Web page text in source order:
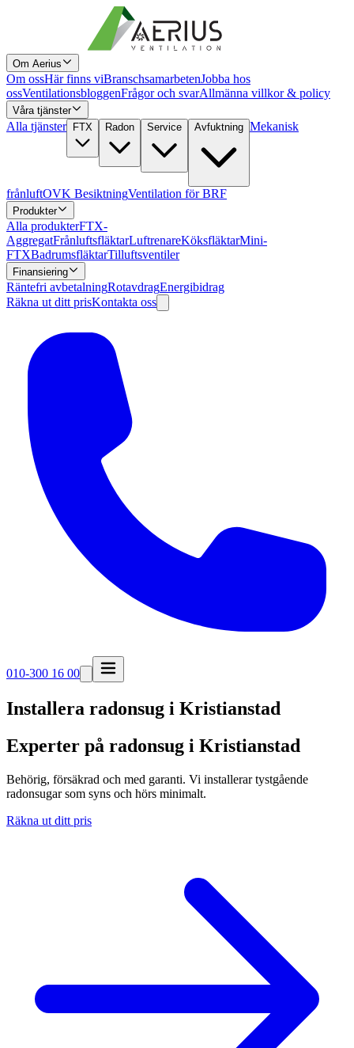
Om Aerius
Om ossHär finns viBranschsamarbetenJobba hos
ossVentilationsbloggenFrågor och svarAllmänna villkor & policy
Våra tjänster
Alla tjänster FTX Radon Service Avfuktning Mekanisk
frånluftOVK BesiktningVentilation för BRF
Produkter
Alla produkterFTX-
AggregatFrånluftsfläktarLuftrenareKöksfläktarMini-
FTXBadrumsfläktarTilluftsventiler
Finansiering
Räntefri avbetalningRotavdragEnergibidrag
Räkna ut ditt prisKontakta oss
010-300 16 00
Installera radonsug i Kristianstad
Experter på radonsug i Kristianstad
Behörig, försäkrad och med garanti. Vi installerar tystgående
radonsugar som syns och hörs minimalt.
Räkna ut ditt pris